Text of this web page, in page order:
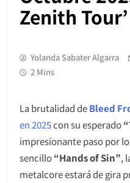
Zenith Tour’
Yolanda Sabater Algarra
2 Mins
La brutalidad deBleed
en 2025con su esperado
impresionante paso por
sencillo“Hands of Sin”,
metalcore estará de gira